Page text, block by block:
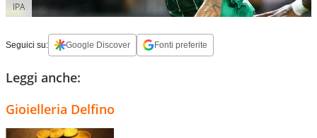
IPA
Seguici su: Google Discover Fonti preferite
Leggi anche:
Gioielleria Delfino